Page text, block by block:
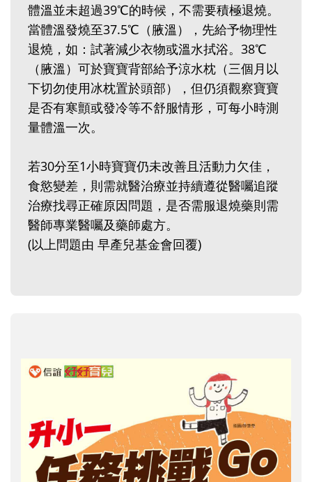
體溫並未超過39℃的時候，不需要積極退燒。
當體溫發燒至37.5℃（腋溫），先給予物理性
退燒，如：試著減少衣物或溫水拭浴。38℃
（腋溫）可於寶寶背部給予涼水枕（三個月以
下切勿使用冰枕置於頭部），但仍須觀察寶寶
是否有寒顫或發冷等不舒服情形，可每小時測
量體溫一次。
若30分至1小時寶寶仍未改善且活動力欠佳，
食慾變差，則需就醫治療並持續遵從醫囑追蹤
治療找尋正確原因問題，是否需服退燒藥則需
醫師專業醫囑及藥師處方。
(以上問題由 早產兒基金會回覆)